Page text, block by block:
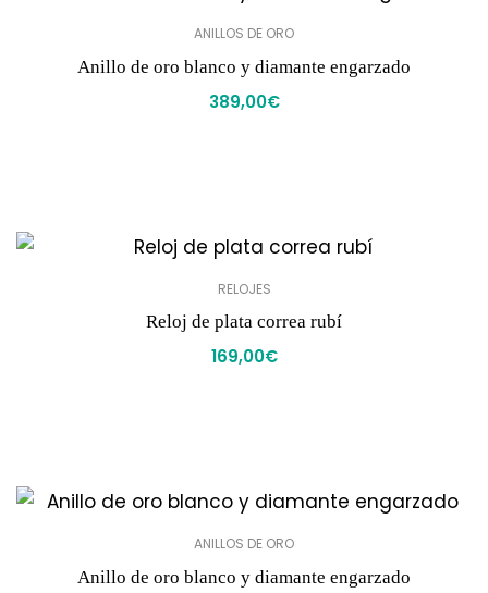
ANILLOS DE ORO
Anillo de oro blanco y diamante engarzado
389,00€
RELOJES
Reloj de plata correa rubí
169,00€
ANILLOS DE ORO
Anillo de oro blanco y diamante engarzado